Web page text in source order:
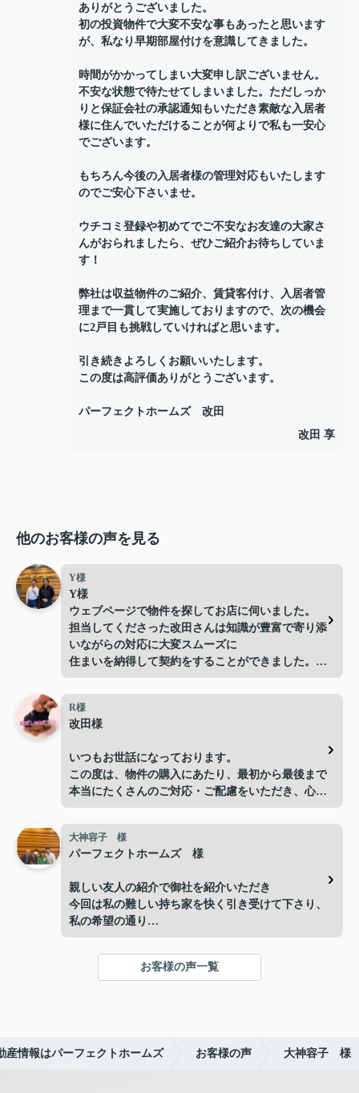
ありがとうございました。
初の投資物件で大変不安な事もあったと思います
が、私なり早期部屋付けを意識してきました。
時間がかかってしまい大変申し訳ございません。
不安な状態で待たせてしまいました。ただしっか
りと保証会社の承認通知もいただき素敵な入居者
様に住んでいただけることが何よりで私も一安心
でございます。
もちろん今後の入居者様の管理対応もいたします
のでご安心下さいませ。
ウチコミ登録や初めてでご不安なお友達の大家さ
んがおられましたら、ぜひご紹介お待ちしていま
す！
弊社は収益物件のご紹介、賃貸客付け、入居者管
理まで一貫して実施しておりますので、次の機会
に2戸目も挑戦していければと思います。
引き続きよろしくお願いいたします。
この度は高評価ありがとうございます。
パーフェクトホームズ 改田
改田 享
他のお客様の声を見る
Y様
Y様
ウェブページで物件を探してお店に伺いました。
担当してくださった改田さんは知識が豊富で寄り添
いながらの対応に大変スムーズに
住まいを納得して契約をすることができました。
不動産特有の予算が超えてしまう物件をすすめてく
るようなこともなく親切、丁寧な対応にプロの仕事
をされている方だなと信頼して入居までのプロセス
を進めることができました。今後まだ引越しをする
また住居をお探しされている方は、電話だけでなく
是非パーフェクトホームズの店舗に
お越しになることをおすすめします。
足して物件を見つけられると思います。今回入居ま
で丁寧のサポートしていただきありがとうございま
した。
R様
改田様
いつもお世話になっております。
この度は、物件の購入にあたり、最初から最後まで
本当にたくさんのご対応・ご配慮をいただき、心よ
り感謝申し上げます。
手続きについては分からないことも多く、不安に思
う場面もありましたが、改田様が丁寧にご説明くだ
お忙しい中、迅速かつご親切にご対応いただき、本
当にありがとうございました。改田様のおかげで、
本当にありがとうございました。
大神容子 様
パーフェクトホームズ 様
親しい友人の紹介で御社を紹介いただき
今回は私の難しい持ち家を快く引き受けて下さり、
私の希望の通り
本当に良い方を紹介いていただき、全てに行き届い
本当に感謝しております。
これからもどうぞよろしくお願い申し上げます。
ありがとうございました。
お客様の声一覧
産情報はパーフェクトホームズ お客様の声 大神容子 様